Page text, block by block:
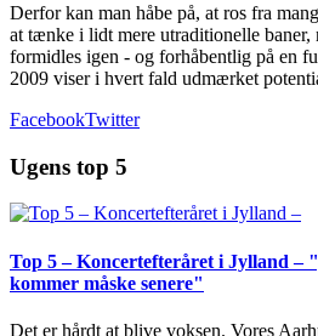
Derfor kan man håbe på, at ros fra
at tænke i lidt mere utraditionelle baner,
formidles igen - og forhåbentlig på en
2009 viser i hvert fald udmærket
FacebookTwitter
Ugens top 5
Top 5 – Koncertefteråret i Jylland –
kommer måske senere"
Det er hårdt at blive voksen. Vores